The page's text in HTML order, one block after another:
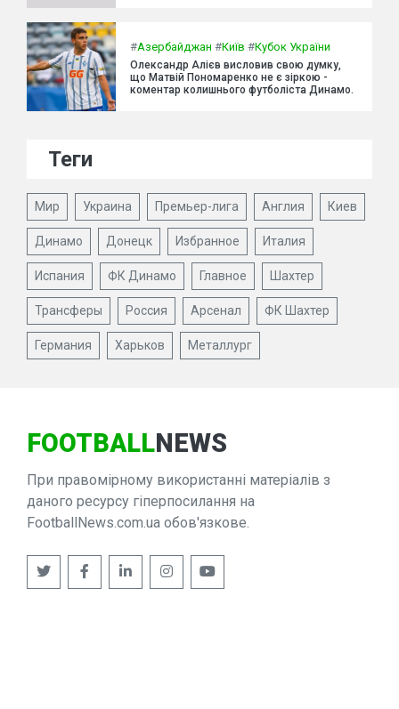
#Азербайджан #Київ #Кубок України
Олександр Алієв висловив свою думку,
що Матвій Пономаренко не є зіркою -
коментар колишнього футболіста Динамо.
Теги
Мир Украина Премьер-лига Англия Киев
Динамо Донецк Избранное Италия
Испания ФК Динамо Главное Шахтер
Трансферы Россия Арсенал ФК Шахтер
Германия Харьков Металлург
FOOTBALLNEWS
При правомірному використанні матеріалів з
даного ресурсу гіперпосилання на
FootballNews.com.ua обов'язкове.